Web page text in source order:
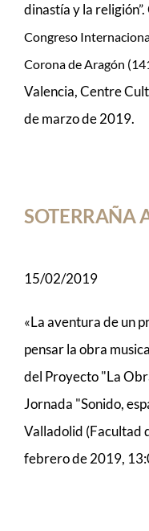
dinastía y la
Congreso
Corona de Aragón
Valencia, Centre
de marzo de 2019.
SOTERRAÑA
15/02/2019
«La aventura de un
pensar la obra
del Proyecto "La
Jornada "Sonido,
Valladolid (Facultad
febrero de 2019,